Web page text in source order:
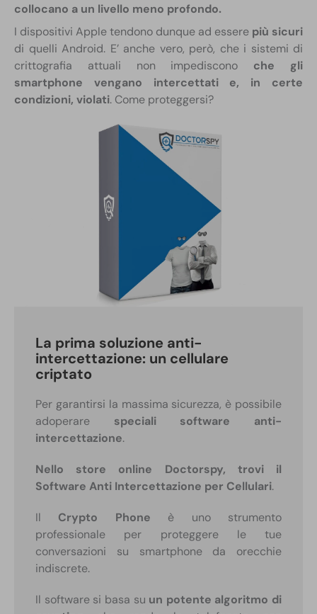
collocano a un livello meno profondo.
I dispositivi Apple tendono dunque ad essere più sicuri
di quelli Android. E’ anche vero, però, che i sistemi di
crittografia attuali non impediscono che gli
smartphone vengano intercettati e, in certe
condizioni, violati. Come proteggersi?
La prima soluzione anti-
intercettazione: un cellulare
criptato
Per garantirsi la massima sicurezza, è possibile
adoperare speciali software anti-
intercettazione.
Nello store online Doctorspy, trovi il
Software Anti Intercettazione per Cellulari.
Il Crypto Phone è uno strumento
professionale per proteggere le tue
conversazioni su smartphone da orecchie
indiscrete.
Il software si basa su un potente algoritmo di